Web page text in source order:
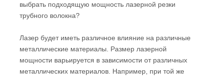
выбрать подходящую мощность лазерной резки
трубного волокна?
Лазер будет иметь различное влияние на различные
металлические материалы. Размер лазерной
мощности варьируется в зависимости от различных
металлических материалов. Например, при той же